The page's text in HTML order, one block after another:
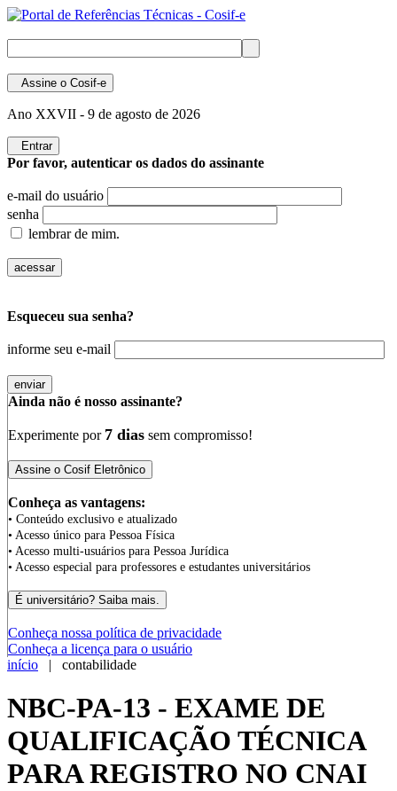
Assine o Cosif-e
Ano XXVII - 9 de agosto de 2026
Entrar
Por favor, autenticar os dados do assinante
e-mail do usuário
senha
lembrar de mim.
Esqueceu sua senha?
informe seu e-mail
Ainda não é nosso assinante?
Experimente por 7 dias sem compromisso!
Conheça as vantagens:
• Conteúdo exclusivo e atualizado
• Acesso único para Pessoa Física
• Acesso multi-usuários para Pessoa Jurídica
• Acesso especial para professores e estudantes universitários
Conheça nossa política de privacidade
Conheça a licença para o usuário
início | contabilidade
NBC-PA-13 - EXAME DE
QUALIFICAÇÃO TÉCNICA
PARA REGISTRO NO CNAI